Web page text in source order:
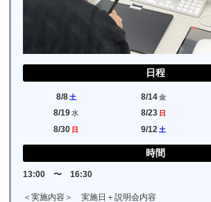
日程
8/8 土 8/14金
8/19 水 8/23 日
8/30 日 9/12 土
時間
13:00 〜 16:30
＜実施内容＞ 実施日＋説明会内容